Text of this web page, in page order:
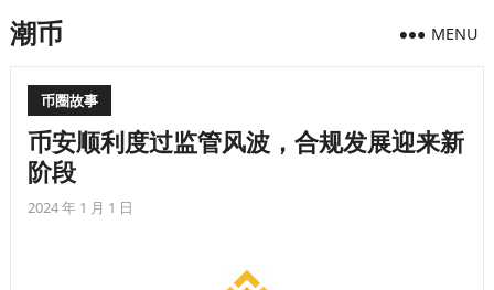
潮币 MENU
币圈故事
币安顺利度过监管风波，合规发展迎来新
阶段
2024 年 1 月 1 日